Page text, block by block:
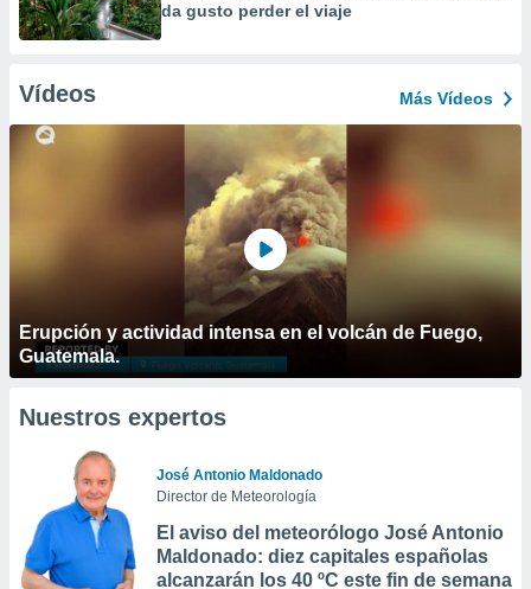
da gusto perder el viaje
Vídeos Más Vídeos
Erupción y actividad intensa en el volcán de Fuego,
Guatemala.
Nuestros expertos
José Antonio Maldonado
Director de Meteorología
El aviso del meteorólogo José Antonio
Maldonado: diez capitales españolas
alcanzarán los 40 ºC este fin de semana